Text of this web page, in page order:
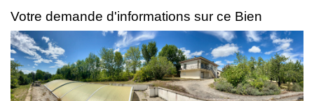
EN
Votre demande d'informations sur ce Bien